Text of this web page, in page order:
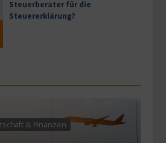
Steuerberater für die
Steuererklärung?